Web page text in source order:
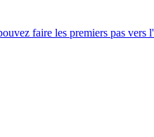
faire les premiers pas